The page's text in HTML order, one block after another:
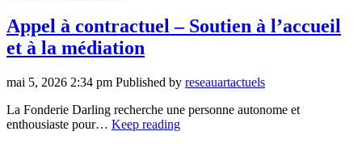
Appel à contractuel – Soutien à l’accueil
et à la médiation
mai 5, 2026 2:34 pm Published by reseauartactuels
La Fonderie Darling recherche une personne autonome et
enthousiaste pour… Keep reading